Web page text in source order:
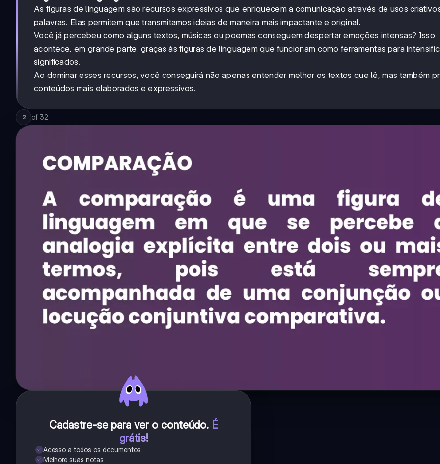
As figuras de linguagem são recursos expressivos que enriquecem a comunicação através de usos
palavras. Elas permitem que transmitamos ideias de maneira mais impactante e original.
Você já percebeu como alguns textos, músicas ou poemas conseguem despertar emoções intensas? Isso
acontece, em grande parte, graças às figuras de linguagem que funcionam como ferramentas para
significados.
Ao dominar esses recursos, você conseguirá não apenas entender melhor os textos que lê, mas também
conteúdos mais elaborados e expressivos.
2 of 32
Cadastre-se para ver o conteúdo. É
grátis!
Acesso a todos os documentos
Melhore suas notas